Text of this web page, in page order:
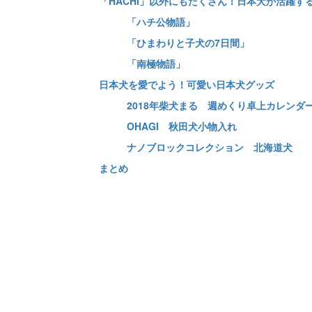
「ハチ公物語」
「ひまわりと子犬の7日間」
「南極物語」
日本犬を愛でよう！可愛い日本犬グッズ
2018年柴犬まる 週めくり卓上カレンダ
OHAGI 秋田犬小物入れ
ナノブロックコレクション 北海道犬
まとめ